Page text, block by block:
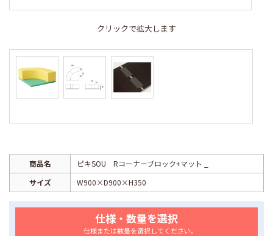
クリックで拡大します
商品名
ピキSOU Rコーナーブロック+マット _
サイズ
W900×D900×H350
仕様・数量を選択
仕様または数量を選択してください。